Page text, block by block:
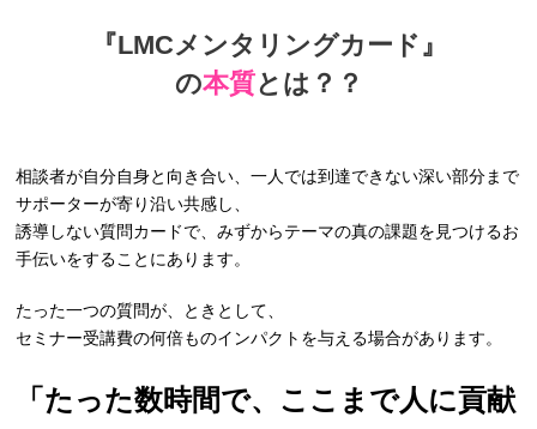
『LMCメンタリングカード』
の本質とは？？
相談者が自分自身と向き合い、一人では到達できない深い部分まで
サポーターが寄り沿い共感し、
誘導しない質問カードで、みずからテーマの真の課題を見つけるお
手伝いをすることにあります。
たった一つの質問が、ときとして、
セミナー受講費の何倍ものインパクトを与える場合があります。
「たった数時間で、ここまで人に貢献